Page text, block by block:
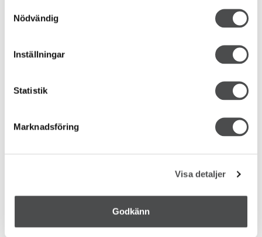
Nödvändig
Inställningar
Statistik
Marknadsföring
Visa detaljer
Godkänn